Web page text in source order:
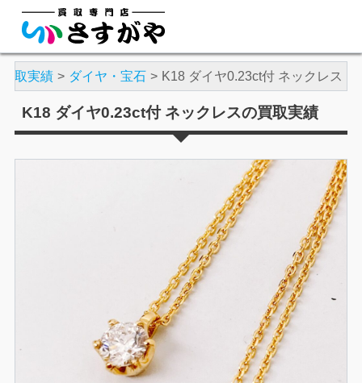
買取実績 ダイヤ・宝石 K18 ダイヤ0.23ct付 ネックレス
K18 ダイヤ0.23ct付 ネックレスの買取実績